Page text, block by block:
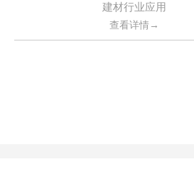
建材行业应用
查看详情→